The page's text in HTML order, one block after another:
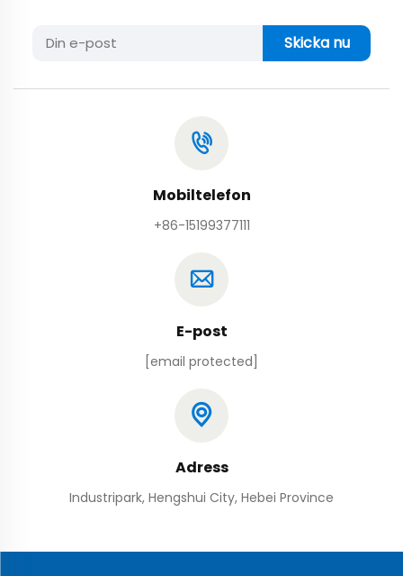
Skicka nu
Mobiltelefon
+86-15199377111
E-post
[email protected]
Adress
Industripark, Hengshui City, Hebei Province